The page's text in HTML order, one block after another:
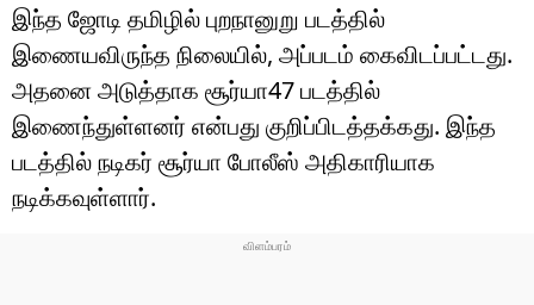
இந்த ஜோடி தமிழில் புறநானுறு படத்தில்
இணையவிருந்த நிலையில், அப்படம் கைவிடப்பட்டது.
அதனை அடுத்தாக சூர்யா47 படத்தில்
இணைந்துள்ளனர் என்பது குறிப்பிடத்தக்கது. இந்த
படத்தில் நடிகர் சூர்யா போலீஸ் அதிகாரியாக
நடிக்கவுள்ளார்.